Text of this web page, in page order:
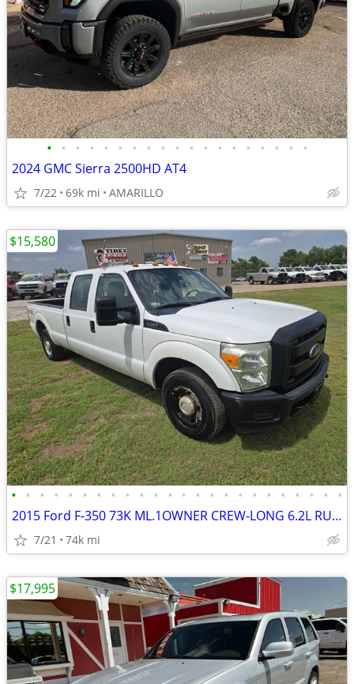
• • • • • • • • • • • • • • • • • • •
2024 GMC Sierra 2500HD AT4
7/22 69k mi AMARILLO
• • • • • • • • • • • • • • • • • • • • • • • •
2015 Ford F-350 73K ML.1OWNER CREW-LONG 6.2L RUNS&DRIVES GREAT A/C
7/21 74k mi
$15,580
$17,995